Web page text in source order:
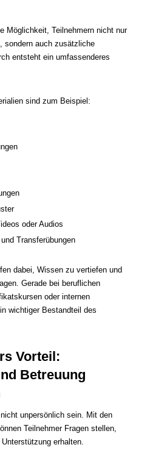
Möglichkeit, Teilnehmern nicht nur
sondern auch zusätzliche
entsteht ein umfassenderes
sind zum Beispiel:
oder Audios
Transferübungen
dabei, Wissen zu vertiefen und
Gerade bei beruflichen
oder internen
wichtiger Bestandteil des
Vorteil:
Betreuung
unpersönlich sein. Mit den
Teilnehmer Fragen stellen,
erhalten.